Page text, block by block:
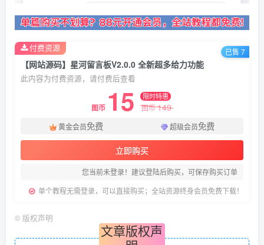
【网站源码】星河留言板V2.0.0 全新超多给力功能
此内容为付费资源，请付费后查看
图币 15 限时特惠
图币149
黄金会员免费 超级会员免费
立即购买
您当前未登录！建议登陆后购买，可保存购买订单
单个教程无需登录，可以直接购买；全站资源终身会员免费下载！
付费资源 已售 7
© 版权声明
文章版权声